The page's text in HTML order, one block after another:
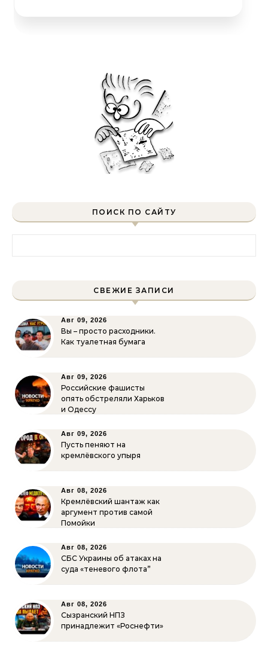
ПОИСК ПО САЙТУ
СВЕЖИЕ ЗАПИСИ
Авг 09, 2026
Вы – просто расходники.
Как туалетная бумага
Авг 09, 2026
Российские фашисты
опять обстреляли Харьков
и Одессу
Авг 09, 2026
Пусть пеняют на
кремлёвского упыря
Авг 08, 2026
Кремлёвский шантаж как
аргумент против самой
Помойки
Авг 08, 2026
СБС Украины об атаках на
суда «теневого флота”
Авг 08, 2026
Сызранский НПЗ
принадлежит «Роснефти»